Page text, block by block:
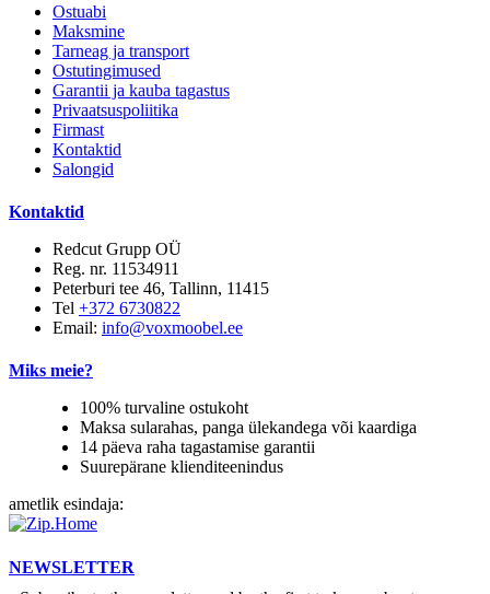
Ostuabi
Maksmine
Tarneag ja transport
Ostutingimused
Garantii ja kauba tagastus
Privaatsuspoliitika
Firmast
Kontaktid
Salongid
Kontaktid
Redcut Grupp OÜ
Reg. nr. 11534911
Peterburi tee 46, Tallinn, 11415
Tel +372 6730822
Email: info@voxmoobel.ee
Miks meie?
100% turvaline ostukoht
Maksa sularahas, panga ülekandega või kaardiga
14 päeva raha tagastamise garantii
Suurepärane klienditeenindus
ametlik esindaja:
NEWSLETTER